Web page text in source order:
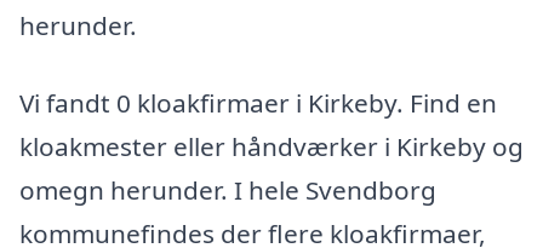
herunder.
Vi fandt 0 kloakfirmaer i Kirkeby. Find en
kloakmester eller håndværker i Kirkeby og
omegn herunder. I hele Svendborg
kommunefindes der flere kloakfirmaer,